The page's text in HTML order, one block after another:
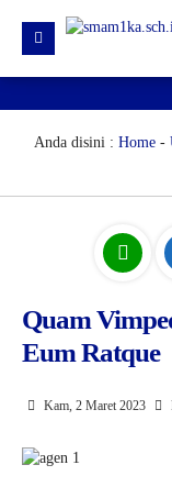
PROFIL
PJJ
Anda disini : Home-
Quam
Eum Ratque
Kam, 2 Maret 2023